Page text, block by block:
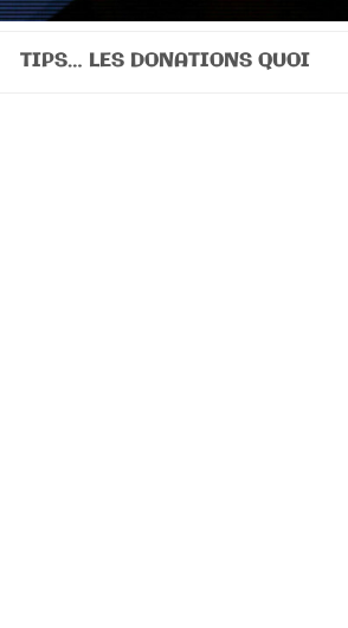
TIPS… LES DONATIONS QUOI